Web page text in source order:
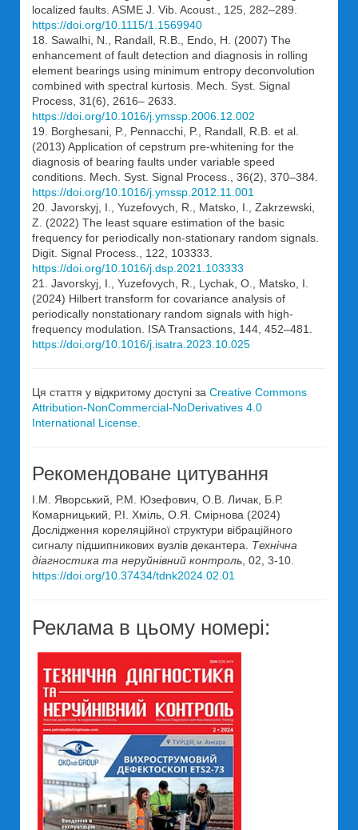
localized faults. ASME J. Vib. Acoust., 125, 282–289.
https://doi.org/10.1115/1.1569940
18. Sawalhi, N., Randall, R.B., Endo, H. (2007) The
enhancement of fault detection and diagnosis in rolling
element bearings using minimum entropy deconvolution
combined with spectral kurtosis. Mech. Syst. Signal
Process, 31(6), 2616– 2633.
https://doi.org/10.1016/j.ymssp.2006.12.002
19. Borghesani, P., Pennacchi, P., Randall, R.B. et al.
(2013) Application of cepstrum pre-whitening for the
diagnosis of bearing faults under variable speed
conditions. Mech. Syst. Signal Process., 36(2), 370–384.
https://doi.org/10.1016/j.ymssp.2012.11.001
20. Javorskyj, I., Yuzefovych, R., Matsko, I., Zakrzewski,
Z. (2022) The least square estimation of the basic
frequency for periodically non-stationary random signals.
Digit. Signal Process., 122, 103333.
https://doi.org/10.1016/j.dsp.2021.103333
21. Javorskyj, I., Yuzefovych, R., Lychak, O., Matsko, I.
(2024) Hilbert transform for covariance analysis of
periodically nonstationary random signals with high-
frequency modulation. ISA Transactions, 144, 452–481.
https://doi.org/10.1016/j.isatra.2023.10.025
Ця стаття у відкритому доступі за Creative Commons
Attribution-NonCommercial-NoDerivatives 4.0
International License
Рекомендоване цитування
І.М. Яворський, Р.М. Юзефович, О.В. Личак, Б.Р.
Комарницький, Р.І. Хміль, О.Я. Смірнова (2024)
Дослідження кореляційної структури вібраційного
сигналу підшипникових вузлів декантера. Технічна
діагностика та неруйнівний контроль , 02, 3-10.
https://doi.org/10.37434/tdnk2024.02.01
Реклама в цьому номері: